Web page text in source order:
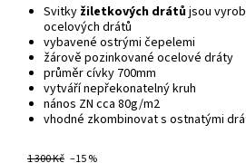
Svitky žiletkových drátůjsou
ocelových drátů
vybavené ostrými čepelemi
žárově pozinkované ocelové dráty
průměr cívky 700mm
vytváří nepřekonatelný kruh
nános ZN cca 80g/m2
vhodné zkombinovat s ostnatými
1 300 Kč –15 %